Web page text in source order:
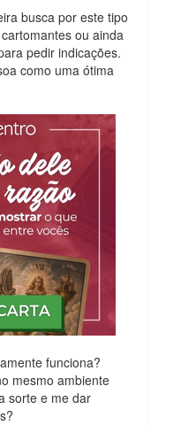
busca por este tipo
ou ainda
pedir indicações.
como uma ótima
funciona?
mesmo ambiente
sorte e me dar